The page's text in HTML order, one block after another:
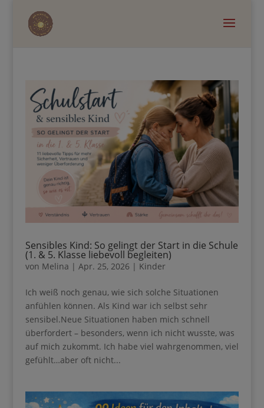
Sensibles Kind: So gelingt der Start in die Schule
(1. & 5. Klasse liebevoll begleiten)
von Melina | Apr. 25, 2026 | Kinder
Ich weiß noch genau, wie sich solche Situationen
anfühlen können. Als Kind war ich selbst sehr
sensibel.Neue Situationen haben mich schnell
überfordert – besonders, wenn ich nicht wusste, was
auf mich zukommt. Ich habe viel wahrgenommen, viel
gefühlt…aber oft nicht...